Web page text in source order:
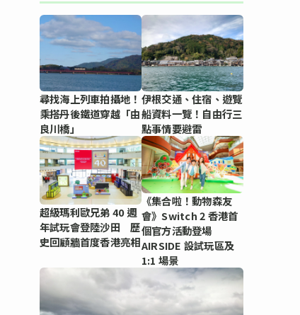
尋找海上列車拍攝地！
乘搭丹後鐵道穿越「由
良川橋」
伊根交通、住宿、遊覽
船資料一覽！自由行三
點事情要避雷
超級瑪利歐兄弟 40 週
年試玩會登陸沙田 歷
史回顧牆首度香港亮相
《集合啦！動物森友
會》Switch 2 香港首
個官方活動登場
AIRSIDE 設試玩區及
1:1 場景